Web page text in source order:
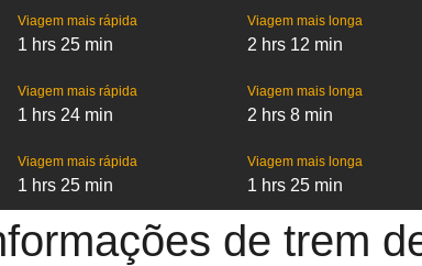
Viagem mais rápida
1 hrs 25 min
Viagem mais longa
2 hrs 12 min
Viagem mais rápida
1 hrs 24 min
Viagem mais longa
2 hrs 8 min
Viagem mais rápida
1 hrs 25 min
Viagem mais longa
1 hrs 25 min
de trem